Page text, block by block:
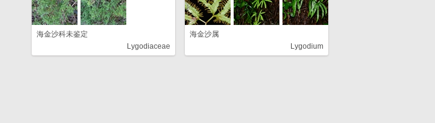
海金沙科未鉴定
Lygodiaceae
海金沙属
Lygodium